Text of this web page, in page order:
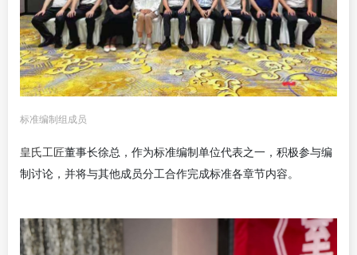
标准编制组成员
皇氏工匠董事长徐总，作为标准编制单位代表之一，积极参与编
制讨论，并将与其他成员分工合作完成标准各章节内容。